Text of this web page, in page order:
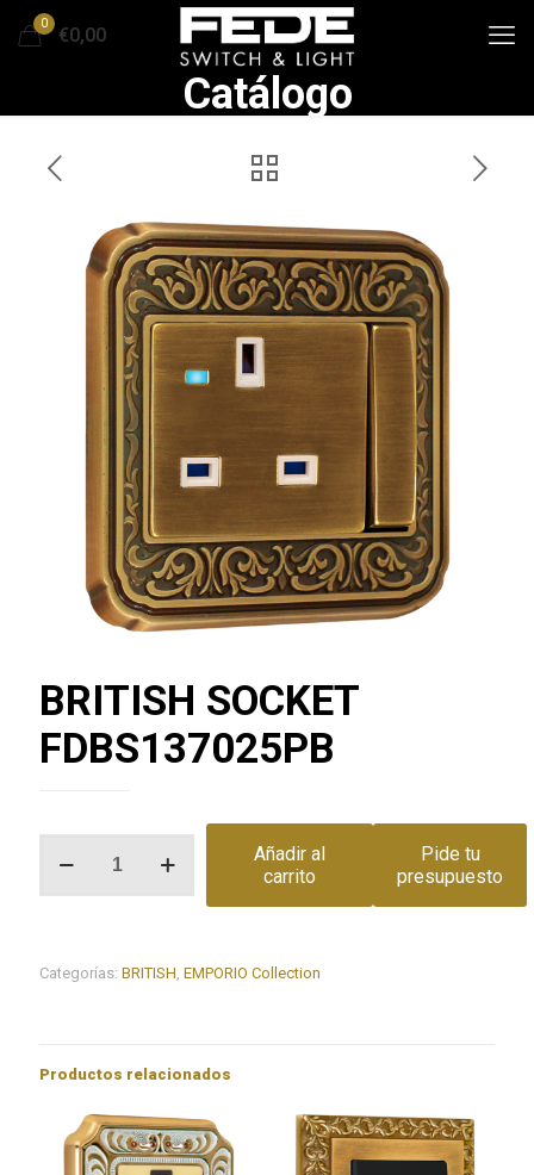
0
€0,00
Catálogo
BRITISH SOCKET
FDBS137025PB
SOCKET
Añadir al
carrito
Pide tu
presupuesto
Categorías: BRITISH, EMPORIO Collection
Productos relacionados